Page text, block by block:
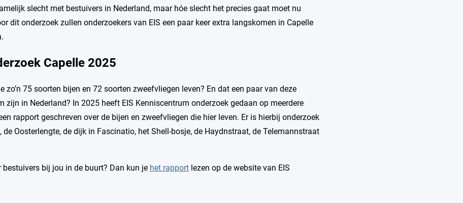
slecht met bestuivers in Nederland, maar hóe slecht het precies gaat moet nu
dit onderzoek zullen onderzoekers van EIS een paar keer extra langskomen in Capelle
Capelle 2025
zo’n 75 soorten bijen en 72 soorten zweefvliegen leven? En dat een paar van deze
zijn in Nederland? In 2025 heeft EIS Kenniscentrum onderzoek gedaan op meerdere
rapport geschreven over de bijen en zweefvliegen die hier leven. Er is hierbij onderzoek
Oosterlengte, de dijk in Fascinatio, het Shell-bosje, de Haydnstraat, de Telemannstraat
bestuivers bij jou in de buurt? Dan kun je het rapport lezen op de website van EIS